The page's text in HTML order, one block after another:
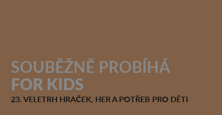
SOUBĚŽNĚ PROBÍHÁ
FOR KIDS
23. VELETRH HRAČEK, HER A POTŘEB PRO DĚTI